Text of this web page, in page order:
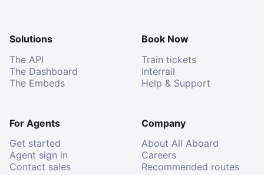
Solutions
The API
The Dashboard
The Embeds
Book Now
Train tickets
Interrail
Help & Support
For Agents
Get started
Agent sign in
Contact sales
Company
About All Aboard
Careers
Recommended routes